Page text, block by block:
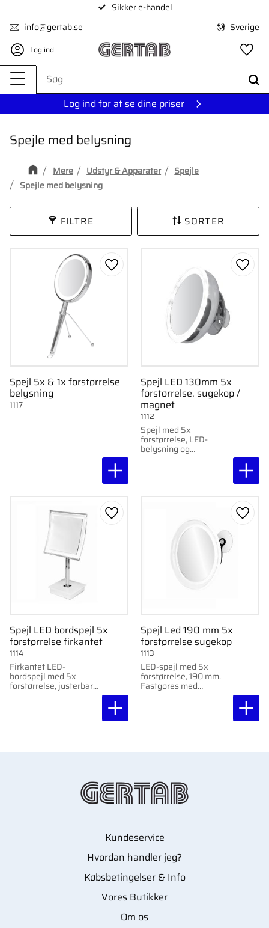
Menu
Sikker e-handel
info@gertab.se
Sverige
Log ind
Log ind for at se dine priser
Spejle med belysning
Mere Udstyr & Apparater
Spejle
Spejle med belysning
FILTRE SORTER
Spejl 5x & 1x forstørrelse
belysning
1117
Gem som favorit
Spejl LED 130mm 5x
forstørrelse. sugekop /
magnet
Spejl med 5x
forstørrelse, LED-
belysning og
magnetisk montering
1112
Gem
Spejl LED bordspejl 5x
forstørrelse firkantet
Firkantet LED-
bordspejl med 5x
forstørrelse, justerbart
1114
Gem som favorit
Spejl Led 190 mm 5x
forstørrelse sugekop
LED-spejl med 5x
forstørrelse, 190 mm.
Fastgøres med
1113
Gem
Kundeservice
Hvordan handler jeg?
Købsbetingelser & Info
Vores Butikker
Om os